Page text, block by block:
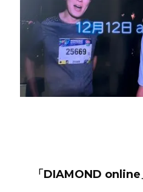
「DIAMOND online